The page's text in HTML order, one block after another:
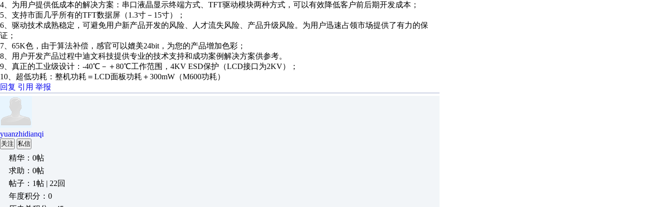
4、为用户提供低成本的解决方案：串口液晶显示终端方式、TFT驱动模块两种方式，可以有效降低客户前后期开发成本；
5、支持市面几乎所有的TFT数据屏（1.3寸－15寸）；
6、驱动技术成熟稳定，可避免用户新产品开发的风险、人才流失风险、产品升级风险。为用户迅速占领市场提供了有力的保
证；
7、65K色，由于算法补偿，感官可以媲美24bit，为您的产品增加色彩；
8、用户开发产品过程中迪文科技提供专业的技术支持和成功案例解决方案供参考。
9、真正的工业级设计：-40℃－＋80℃工作范围，4KV ESD保护（LCD接口为2KV）；
10、超低功耗：整机功耗＝LCD面板功耗＋300mW（M600功耗）
回复 引用 举报
yuanzhidianqi
关注 私信
精华：0帖
求助：0帖
帖子：1帖 | 22回
年度积分：0